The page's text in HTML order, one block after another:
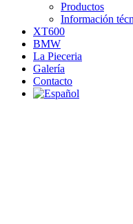
Productos
Información
XT600
BMW
La Pieceria
Galería
Contacto